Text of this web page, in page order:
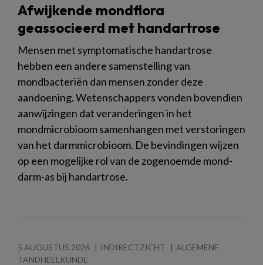
Afwijkende mondflora
geassocieerd met handartrose
Mensen met symptomatische handartrose
hebben een andere samenstelling van
mondbacteriën dan mensen zonder deze
aandoening. Wetenschappers vonden bovendien
aanwijzingen dat veranderingen in het
mondmicrobioom samenhangen met verstoringen
van het darmmicrobioom. De bevindingen wijzen
op een mogelijke rol van de zogenoemde mond-
darm-as bij handartrose.
5 AUGUSTUS 2026 INDIRECTZICHT
ALGEMENE
TANDHEELKUNDE